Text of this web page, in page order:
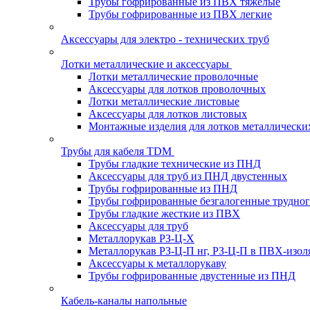
Трубы гофрированные из ПВХ легкие
Аксессуары для электро - технических труб
Лотки металлические и аксессуары
Лотки металлические проволочные
Аксессуары для лотков проволочных
Лотки металлические листовые
Аксессуары для лотков листовых
Монтажные изделия для лотков
Трубы для кабеля TDM
Трубы гладкие технические из ПНД
Аксессуары для труб из ПНД двустенных
Трубы гофрированные из ПНД
Трубы гофрированные безгалогенные
Трубы гладкие жесткие из ПВХ
Аксессуары для труб
Металлорукав РЗ-Ц-Х
Металлорукав РЗ-Ц-П нг, РЗ-Ц-П в ПВХ-
Аксессуары к металлорукаву
Трубы гофрированные двустенные из ПНД
Кабель-каналы напольные